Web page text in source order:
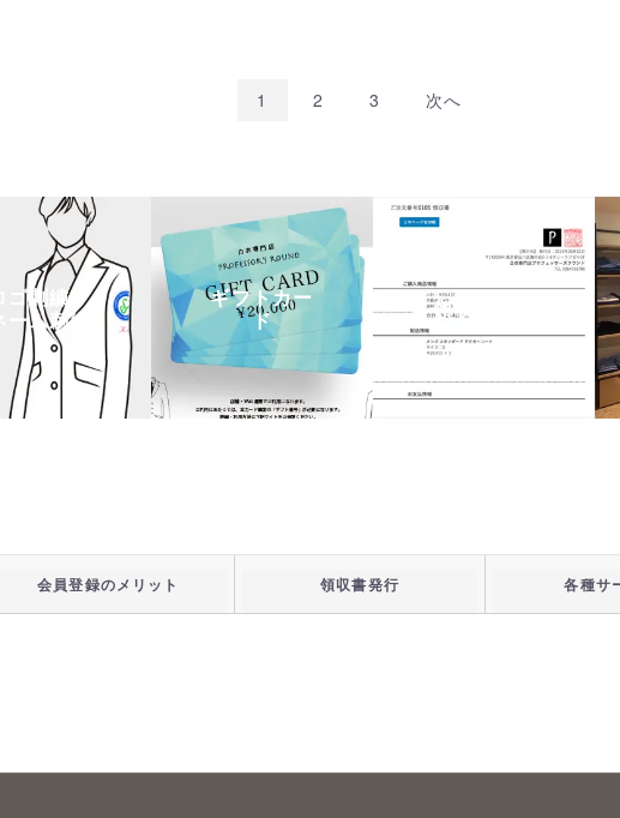
1 2 3 次へ
ロゴ刺繍・
ネーム刺繍
ギフトカー
ド
領収書発行
会員登録のメリット 領収書発行 各種サ